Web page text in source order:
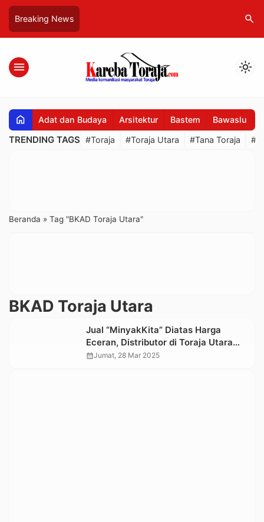
Breaking News search
menu light_mode
home Adat dan Budaya Arsitektur Bastem Bawaslu
TRENDING TAGS #Toraja #Toraja Utara #Tana Toraja
Beranda » Tag "BKAD Toraja Utara"
BKAD Toraja Utara
Jual “MinyakKita” Diatas Harga
Eceran, Distributor di Toraja Utara
Ditindak Kembalikan Kelebihan Harga
calendar_monthJumat, 28 Mar 2025